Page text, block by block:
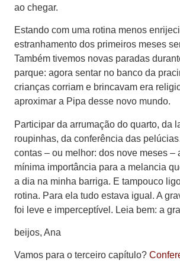
ao chegar.
Estando com uma rotina menos
estranhamento dos primeiros meses
Também tivemos novas paradas
parque: agora sentar no banco da
crianças corriam e brincavam era
aproximar a Pipa desse novo mundo.
Participar da arrumação do quarto, da
roupinhas, da conferência das
contas – ou melhor: dos nove meses –
mínima importância para a melancia
a dia na minha barriga. E tampouco
rotina. Para ela tudo estava igual. A
foi leve e imperceptível. Leia bem: a
beijos, Ana
Vamos para o terceiro capítulo?